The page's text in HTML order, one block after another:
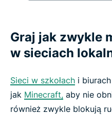
Graj jak zwykle
w sieciach
Sieci w szkołach i
jak Minecraft, aby nie
również zwykle blokują